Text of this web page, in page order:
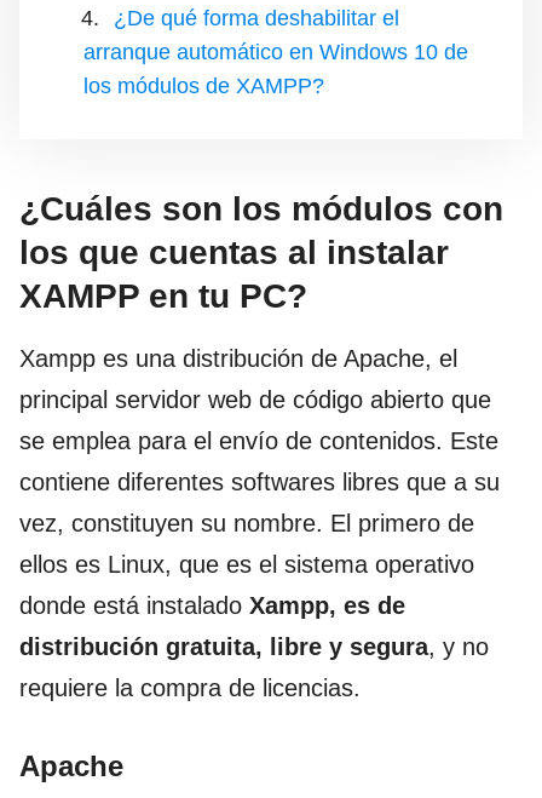
¿De qué forma deshabilitar el
arranque automático en Windows 10 de
los módulos de XAMPP?
¿Cuáles son los módulos con
los que cuentas al instalar
XAMPP en tu PC?
Xampp es una distribución de Apache, el
principal servidor web de código abierto que
se emplea para el envío de contenidos. Este
contiene diferentes softwares libres que a su
vez, constituyen su nombre. El primero de
ellos es Linux, que es el sistema operativo
donde está instalado Xampp, es de
distribución gratuita, libre y segura, y no
requiere la compra de licencias.
Apache